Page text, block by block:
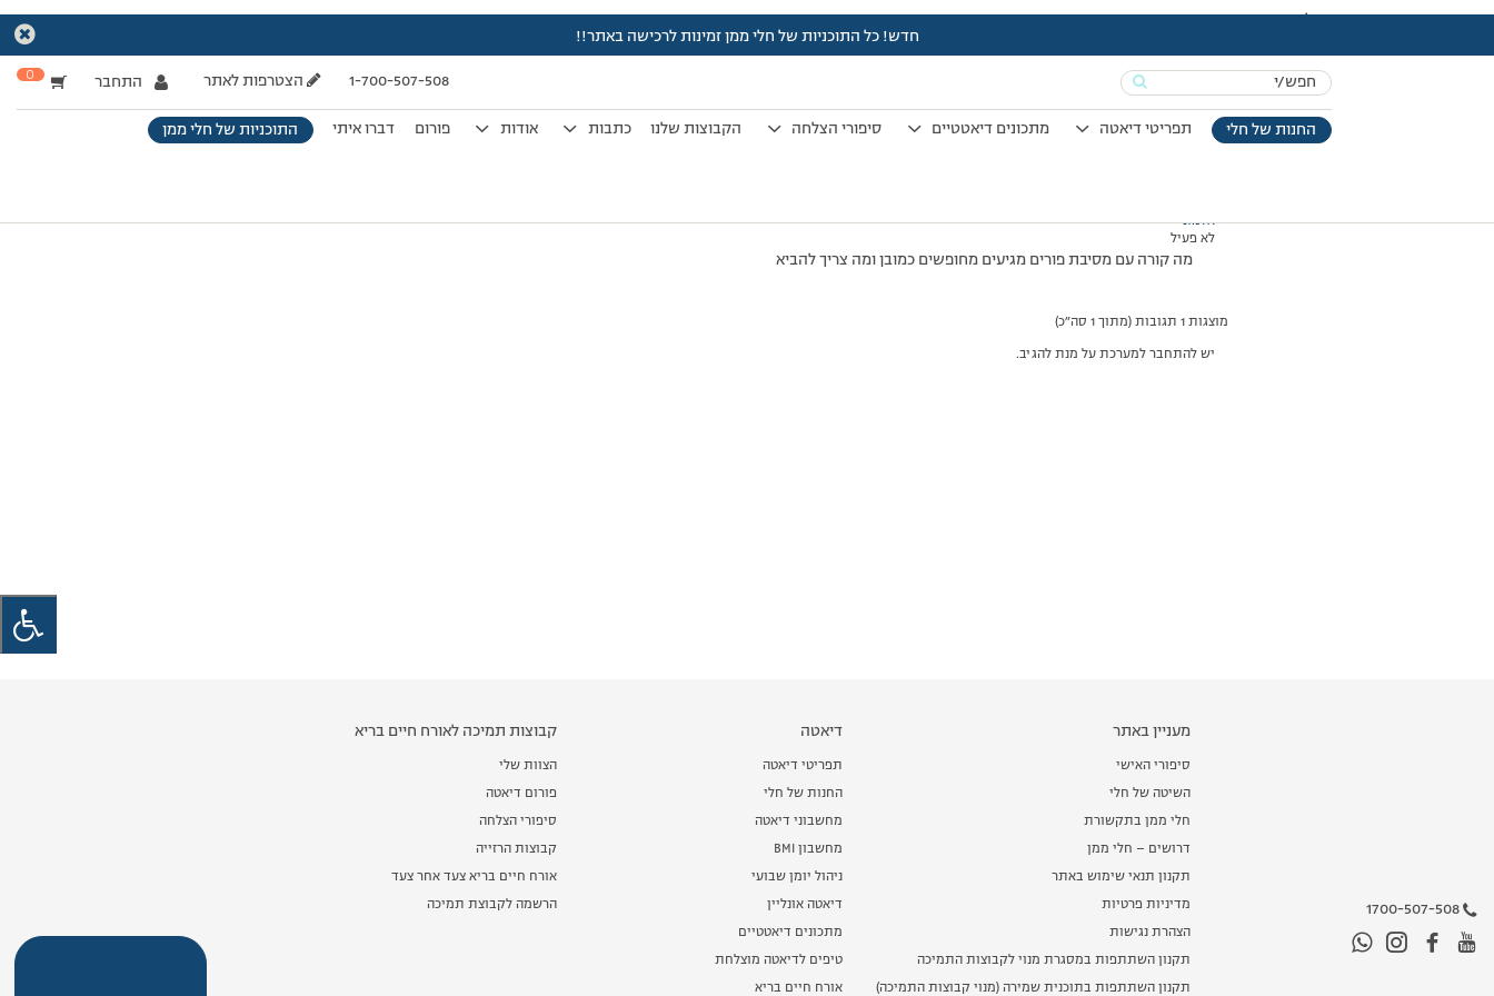
חדש! כל התוכניות של חלי ממן זמינות לרכישה באתר!!
Search
for:
1-700-507-508 הצטרפות לאתר התחבר 0
החנות של חלי תפריטי דיאטה מתכונים דיאטטיים סיפורי הצלחה הקבוצות שלנו כתבות אודות פורום דברו איתי התוכניות של חלי ממן
עמוד הבית>דיונים>פורום>לרוסנה
מוצגות 1 תגובות (מתוך 1 סה״כ)
07/03/2008 בשעה 12:22
#48215
אלמוני
לא פעיל
מה קורה עם מסיבת פורים מגיעים מחופשים כמובן ומה צריך להביא
מוצגות 1 תגובות (מתוך 1 סה״כ)
יש להתחבר למערכת על מנת להגיב.
1700-507-508
מעניין באתר
סיפורי האישי
השיטה של חלי
חלי ממן בתקשורת
דרושים – חלי ממן
תקנון תנאי שימוש באתר
מדיניות פרטיות
הצהרת נגישות
תקנון השתתפות במסגרת מנוי לקבוצות התמיכה
תקנון השתתפות בתוכנית שמירה (מנוי קבוצות התמיכה)
דיאטה
תפריטי דיאטה
החנות של חלי
מחשבוני דיאטה
מחשבון BMI
ניהול יומן שבועי
דיאטה אונליין
מתכונים דיאטטיים
טיפים לדיאטה מוצלחת
אורח חיים בריא
קבוצות תמיכה לאורח חיים בריא
הצוות שלי
פורום דיאטה
סיפורי הצלחה
קבוצות הרזייה
אורח חיים בריא צעד אחר צעד
הרשמה לקבוצת תמיכה